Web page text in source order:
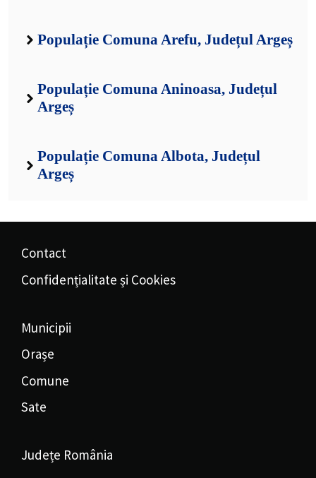
Populație Comuna Arefu, Județul Argeș
Populație Comuna Aninoasa, Județul
Argeș
Populație Comuna Albota, Județul
Argeș
Contact
Confidențialitate și Cookies
Municipii
Orașe
Comune
Sate
Județe România